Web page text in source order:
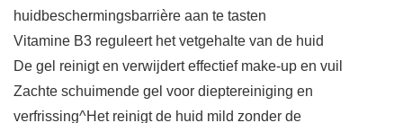
huidbeschermingsbarrière aan te tasten
Vitamine B3 reguleert het vetgehalte van de huid
De gel reinigt en verwijdert effectief make-up en vuil
Zachte schuimende gel voor dieptereiniging en
verfrissing^Het reinigt de huid mild zonder de